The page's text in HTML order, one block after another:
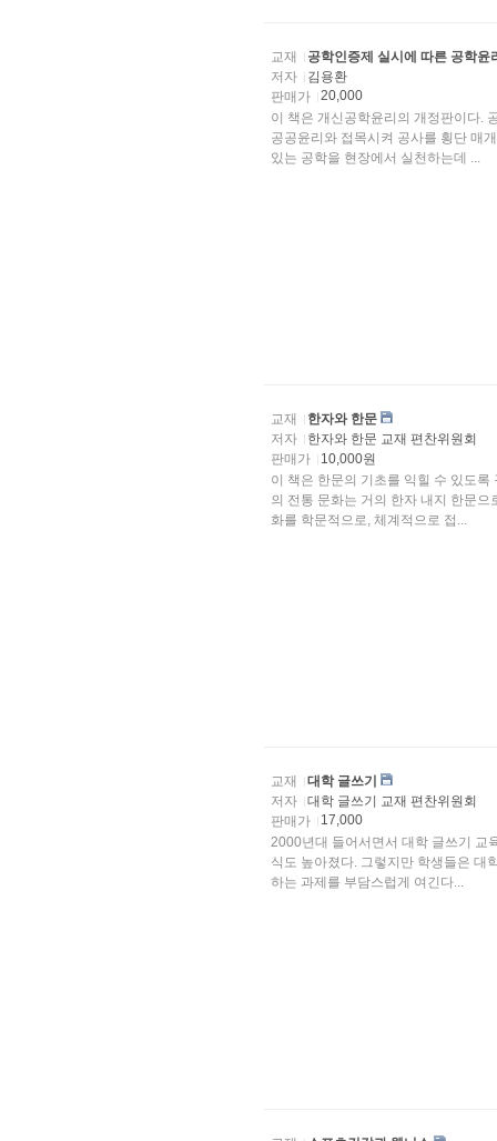
교재
공학인증제 실시에 따른 공학윤
저자
김용환
판매가
20,000
이 책은 개신공학윤리의 개정판이다.
공공윤리와 접목시켜 공사를 횡단 매
있는 공학을 현장에서 실천하는데 ...
교재
한자와 한문
저자
한자와 한문 교재 편찬위원회
판매가
10,000원
이 책은 한문의 기초를 익힐 수 있도
의 전통 문화는 거의 한자 내지 한문
화를 학문적으로, 체계적으로 접...
교재
대학 글쓰기
저자
대학 글쓰기 교재 편찬위원회
판매가
17,000
2000년대 들어서면서 대학 글쓰기 교
식도 높아졌다. 그렇지만 학생들은 대학에 들어오기 전에 글을 써본 경험이 거의 없어서 글로 써야
하는 과제를 부담스럽게 여긴다...